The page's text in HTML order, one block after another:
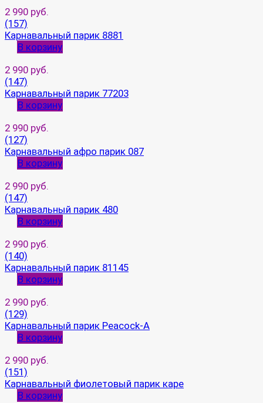
2 990 руб.
(157)
Карнавальный парик 8881
В корзину
2 990 руб.
(147)
Карнавальный парик 77203
В корзину
2 990 руб.
(127)
Карнавальный афро парик 087
В корзину
2 990 руб.
(147)
Карнавальный парик 480
В корзину
2 990 руб.
(140)
Карнавальный парик 81145
В корзину
2 990 руб.
(129)
Карнавальный парик Peacock-A
В корзину
2 990 руб.
(151)
Карнавальный фиолетовый парик каре
В корзину